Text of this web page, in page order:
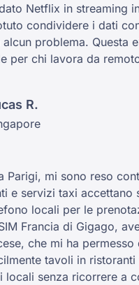
Netflix in streaming
condividere i dati
problema. Questa
per chi lavora da
R.
Parigi, mi sono reso
e servizi taxi accettano
locali per le
Francia di Gigago,
che mi ha permesso
tavoli in
locali senza ricorrere a